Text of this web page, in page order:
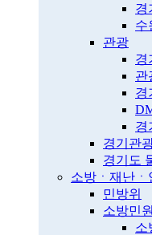
경
수
관광
경
관
경
경
경기관
경기도
소방ㆍ재난ㆍ
민방위
소방민원
소